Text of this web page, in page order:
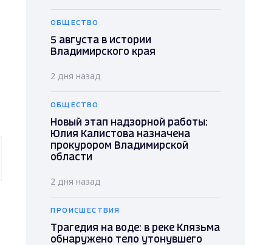
ОБЩЕСТВО
5 августа в истории
Владимирского края
2 дня назад
ОБЩЕСТВО
Новый этап надзорной работы:
Юлия Калистова назначена
прокурором Владимирской
области
2 дня назад
ПРОИСШЕСТВИЯ
Трагедия на воде: в реке Клязьма
обнаружено тело утонувшего